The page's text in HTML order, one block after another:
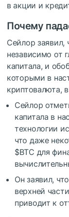
в акции и
Почему
Сейлор заявил,
независимо от
капитала, и
которыми в
криптовалюта,
Сейлор
капитала в
технологии
что даже
$BTC для
Он заявил,
верхней
приводит к